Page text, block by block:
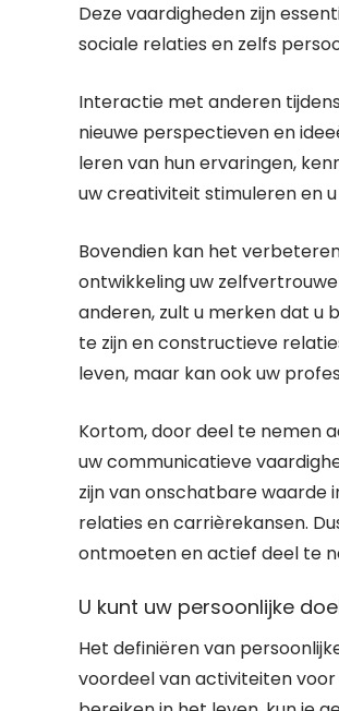
Deze vaardigheden zijn
sociale relaties en zelfs
Interactie met anderen
nieuwe perspectieven en
leren van hun ervaringen,
uw creativiteit stimuleren en
Bovendien kan het
ontwikkeling uw
anderen, zult u merken dat u
te zijn en constructieve
leven, maar kan ook uw
Kortom, door deel te nemen
uw communicatieve
zijn van onschatbare waarde
relaties en carrièrekansen.
ontmoeten en actief deel te
U kunt uw persoonlijke
Het definiëren van
voordeel van activiteiten